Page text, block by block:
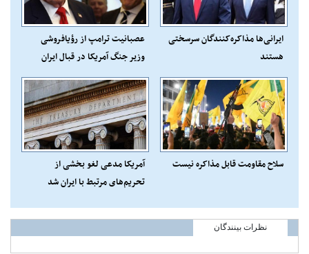
ایرانی‌ها مذاکره‌کنندگان سرسختی
هستند
عصبانیت ترامپ از رؤیافروشی
وزیر جنگ آمریکا در قبال ایران
سلاح مقاومت قابل مذاکره نیست
آمریکا مدعی لغو بخشی از
تحریم‌های مرتبط با ایران شد
نظرات بینندگان